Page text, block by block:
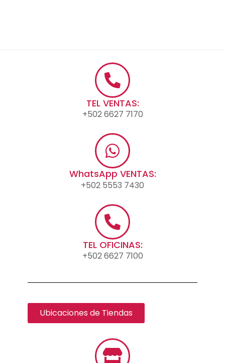
TEL VENTAS:
+502 6627 7170
WhatsApp VENTAS:
+502 5553 7430
TEL OFICINAS:
+502 6627 7100
Ubicaciones de Tiendas